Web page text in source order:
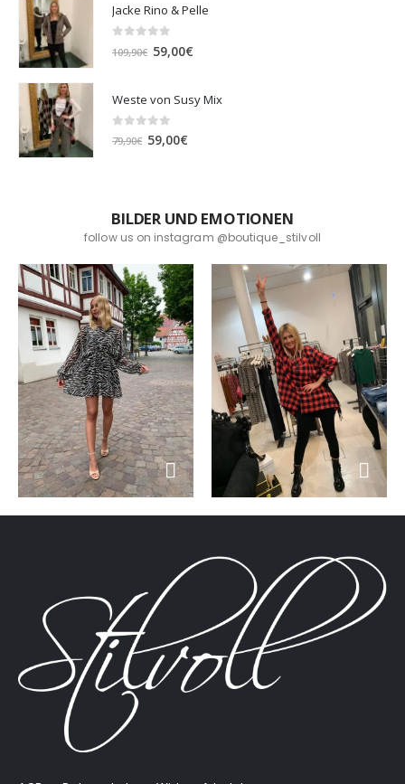
Jacke Rino & Pelle
out of 5
109,90€ Ursprünglicher
109,90€
59,00€
59,00€.
Weste von Susy Mix
out of 5
79,90€ Ursprünglicher
59,00€
BILDER UND EMOTIONEN
follow us on instagram @boutique_stilvoll